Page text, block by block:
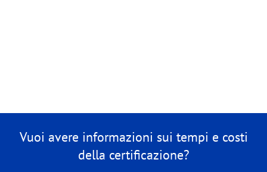
Vuoi avere informazioni sui tempi e costi
della certificazione?